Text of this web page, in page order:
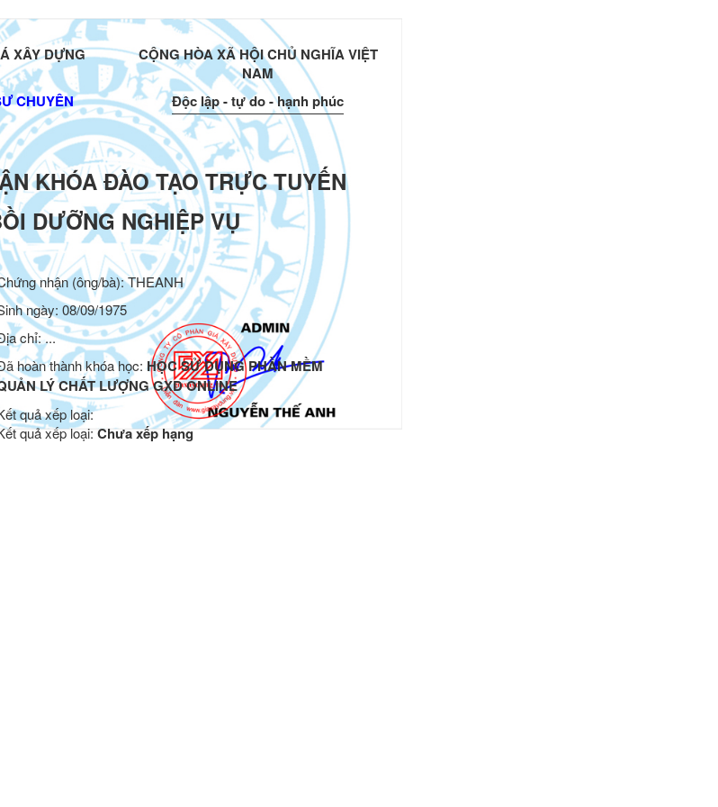
XÂY DỰNG
CỘNG HÒA XÃ HỘI CHỦ NGHĨA VIỆT
NAM
CHUYÊN
Độc lập - tự do - hạnh phúc
KHÓA ĐÀO TẠO TRỰC TUYẾN
DƯỠNG NGHIỆP VỤ
nhận (ông/bà):THEANH
ngày: 08/09/1975
chỉ: ...
hoàn thành khóa học: HỌC SỬ DỤNG PHẦN MỀM
LÝ CHẤT LƯỢNG GXD ONLINE
quả xếp loại:
quả xếp loại: Chưa xếp hạng